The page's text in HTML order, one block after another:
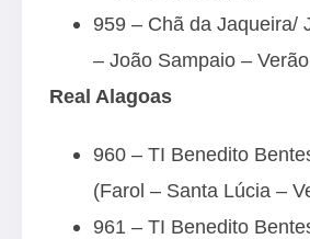
959 – Chã da Jaqueira/
– João Sampaio –
Real Alagoas
960 – TI Benedito
(Farol – Santa Lúcia –
961 – TI Benedito